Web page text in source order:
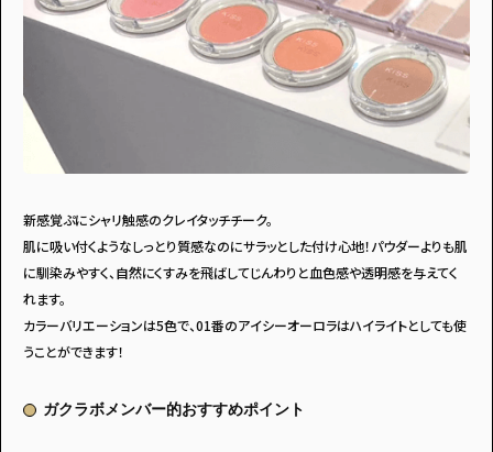
新感覚ぷにシャリ触感のクレイタッチチーク。
肌に吸い付くようなしっとり質感なのにサラッとした付け心地！パウダーよりも肌
に馴染みやすく、自然にくすみを飛ばしてじんわりと血色感や透明感を与えてく
れます。
カラーバリエーションは5色で、01番のアイシーオーロラはハイライトとしても使
うことができます！
ガクラボメンバー的おすすめポイント